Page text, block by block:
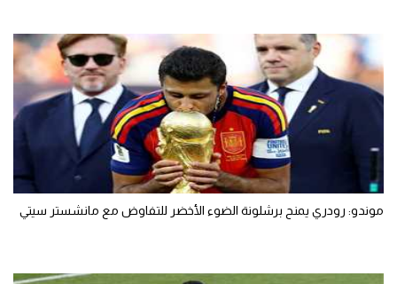
موندو: رودري يمنح برشلونة الضوء الأخضر للتفاوض مع مانشستر سيتي